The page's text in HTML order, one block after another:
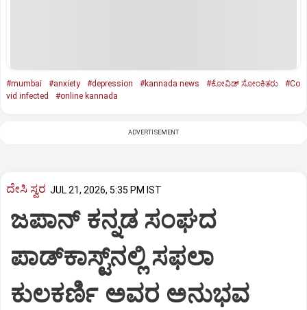
#mumbai #anxiety #depression #kannada news #ಕೋವಿಡ್ ಸೋಂಕಿತರು
#Co
vid infected
#online kannada
ADVERTISEMENT
ದೇಸಿ ಸ್ವರ JUL 21, 2026, 5:35 PM IST
ಜಪಾನ್‌ ಕನ್ನಡ ಸಂಘದ
ಪಾಡ್‌ಕಾಸ್ಟ್‌ನಲ್ಲಿ ಸಫಲಾ
ಕುಲಕರ್ಣಿ ಅವರ ಅನುಭವ